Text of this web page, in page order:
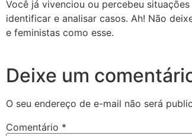
Você já vivenciou ou percebeu
identificar e analisar casos. Ah! Não
e feministas como esse.
Deixe um
O seu endereço de e-mail não será
Comentário *